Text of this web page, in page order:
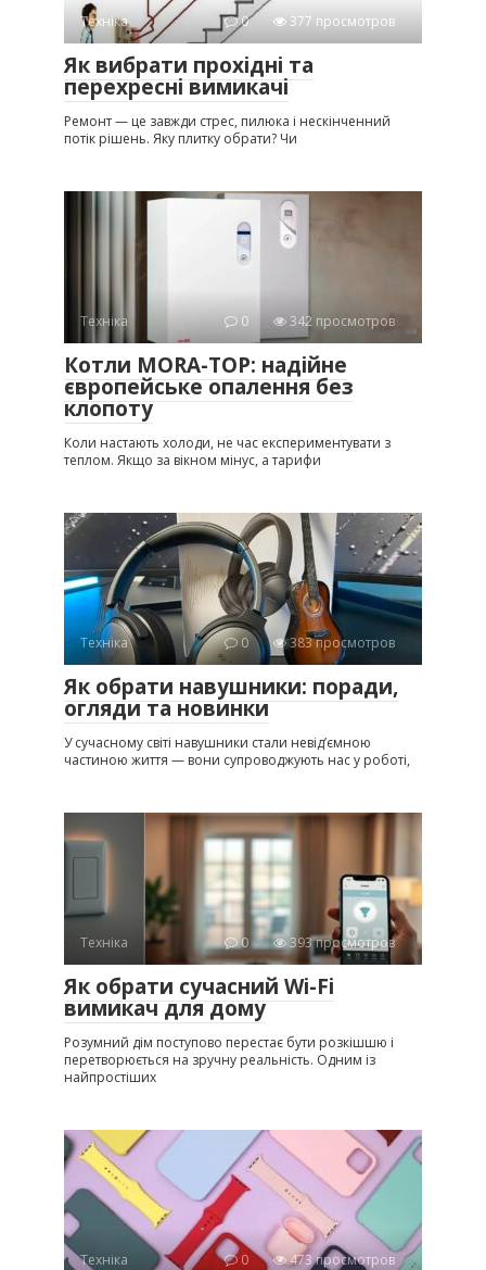
Техніка 0 377 просмотров
Як вибрати прохідні та
перехресні вимикачі
Ремонт — це завжди стрес, пилюка і нескінченний
потік рішень. Яку плитку обрати? Чи
Техніка 0 342 просмотров
Котли MORA-TOP: надійне
європейське опалення без
клопоту
Коли настають холоди, не час експериментувати з
теплом. Якщо за вікном мінус, а тарифи
Техніка 0 383 просмотров
Як обрати навушники: поради,
огляди та новинки
У сучасному світі навушники стали невід’ємною
частиною життя — вони супроводжують нас у роботі,
Техніка 0 393 просмотров
Як обрати сучасний Wi-Fi
вимикач для дому
Розумний дім поступово перестає бути розкішшю і
перетворюється на зручну реальність. Одним із
найпростіших
Техніка 0 473 просмотров